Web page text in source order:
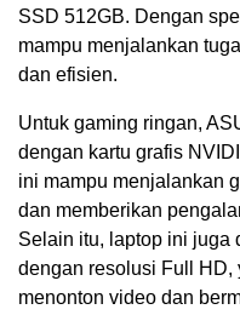
SSD 512GB. Dengan
mampu menjalankan
dan efisien.
Untuk gaming ringan,
dengan kartu grafis
ini mampu menjalankan
dan memberikan
Selain itu, laptop ini juga
dengan resolusi Full HD,
menonton video dan